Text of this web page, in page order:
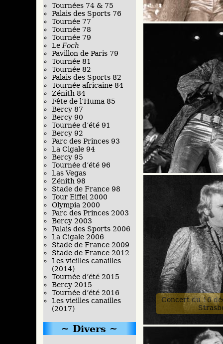
Concert du 16
Tournées 74 & 75
Palais des Sports 76
Tournée 77
Tournée 78
Tournée 79
Le Foch
Pavillon de Paris 79
Tournée 81
Tournée 82
Palais des Sports 82
Tournée africaine 84
Zénith 84
Fête de l’Huma 85
Bercy 87
Bercy 90
Tournée d’été 91
Bercy 92
Parc des Princes 93
La Cigale 94
Bercy 95
Tournée d’été 96
Las Vegas
Zénith 98
Stade de France 98
Tour Eiffel 2000
Olympia 2000
Parc des Princes 2003
Bercy 2003
Palais des Sports 2006
La Cigale 2006
Stade de France 2009
Stade de France 2012
Les vieilles canailles
(2014)
Tournée d’été 2015
Bercy 2015
Tournée d’été 2016
Les vieilles canailles
(2017)
Divers